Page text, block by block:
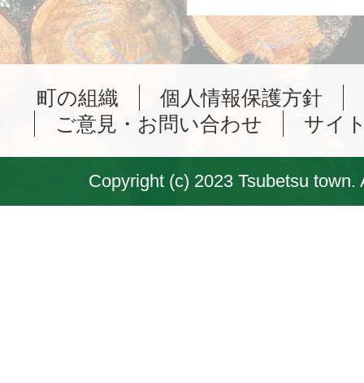
町の組織 個人情報保護方針
ご意見・お問い合わせ
サイ
Copyright (c) 2023 Tsubetsu